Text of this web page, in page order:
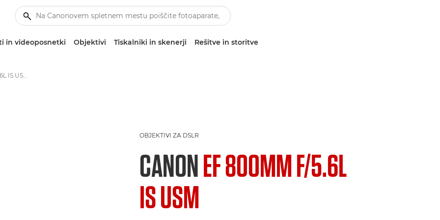
in videoposnetki Objektivi Tiskalniki in skenerji Rešitve in storitve
Canon EF 800mm f/5.6L IS USM - Objektivi – objektivi za kamere in fotoaparate
OBJEKTIVI ZA DSLR
CANONEF 800MM F/5.6L
IS USM